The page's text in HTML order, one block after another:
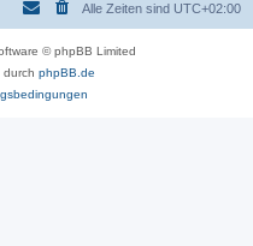
Alle Zeiten sind UTC+02:00
© phpBB Limited
durch phpBB.de